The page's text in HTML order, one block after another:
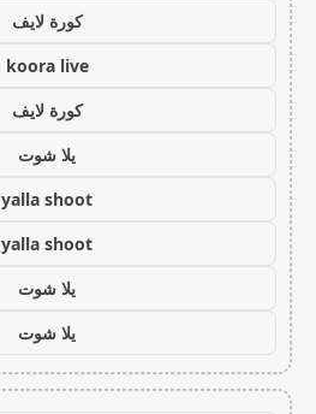
كورة لايف
koora live
كورة لايف
يلا شوت
yalla shoot
yalla shoot
يلا شوت
يلا شوت